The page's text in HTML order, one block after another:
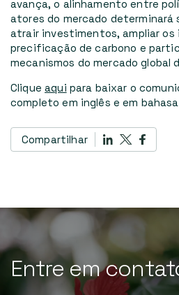
avança, o alinhamento entre
atores do mercado determinará
atrair investimentos, ampliar os
precificação de carbono e
mecanismos do mercado global
Cliqueaqui para baixar o
completo em inglês e em
Compartilhar
Entre em